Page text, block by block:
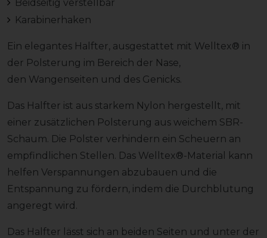
Beidseitig verstellbar
Karabinerhaken
Ein elegantes Halfter, ausgestattet mit Welltex® in
der Polsterung im Bereich der Nase,
den Wangenseiten und des Genicks.
Das Halfter ist aus starkem Nylon hergestellt, mit
einer zusätzlichen Polsterung aus weichem SBR-
Schaum. Die Polster verhindern ein Scheuern an
empfindlichen Stellen. Das Welltex®-Material kann
helfen Verspannungen abzubauen und die
Entspannung zu fördern, indem die Durchblutung
angeregt wird.
Das Halfter lässt sich an beiden Seiten und unter der